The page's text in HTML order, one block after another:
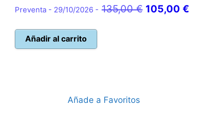
Preventa - 29/10/2026 - 135,00€ El
105,00 €
Añadir al carrito
Añade a Favoritos